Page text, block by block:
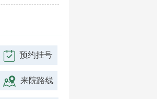
预约挂号
来院路线